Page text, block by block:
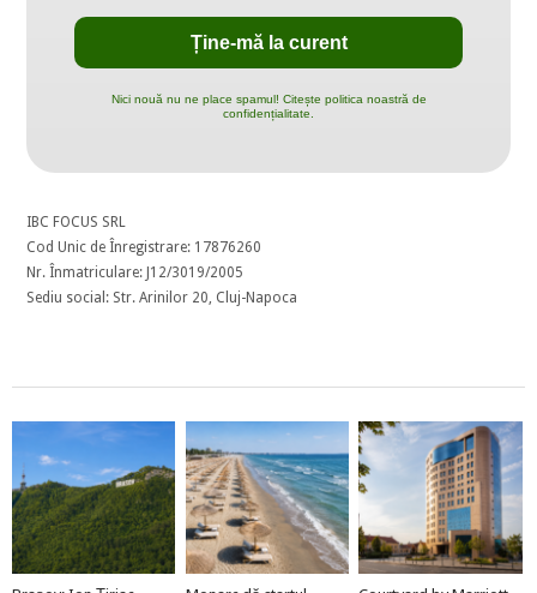
Nici nouă nu ne place spamul! Citește politica noastră de
confidențialitate.
IBC FOCUS SRL
Cod Unic de Înregistrare: 17876260
Nr. Înmatriculare: J12/3019/2005
Sediu social: Str. Arinilor 20, Cluj-Napoca